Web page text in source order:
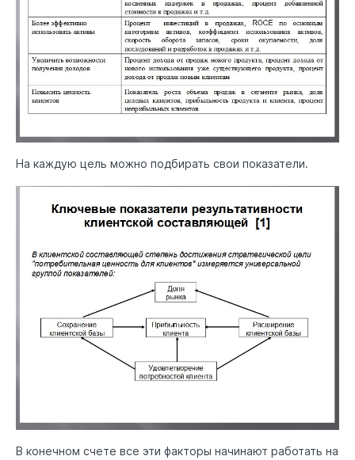
На каждую цель можно подбирать свои показатели.
В конечном счете все эти факторы начинают работать на